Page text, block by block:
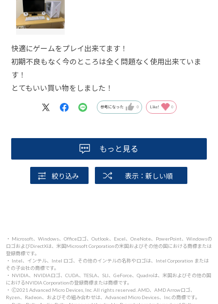
快適にゲームをプレイ出来てます！
初期不良もなく今のところは全く問題なく使用出来ていま
す！
とてもいい買い物をしました！
参考になった 0 Like! 0
もっと見る
絞り込み 表示：新しい順
・ Microsoft、Windows、Officeロゴ、Outlook、Excel、OneNote、PowerPoint、Windowsの
ロゴおよびDirectXは、米国Microsoft Corporationの米国およびその他の国における商標または
登録商標です。
・ Intel、インテル、Intel ロゴ、その他のインテルの名称やロゴは、Intel Corporation または
その子会社の商標です。
・ NVIDIA、NVIDIAロゴ、CUDA、TESLA、SLI、GeForce、Quadroは、米国およびその他の国
におけるNVIDIA Corporationの登録商標または商標です。
・ 🄫2021 Advanced Micro Devices, Inc. All rights reserved. AMD、AMD Arrowロゴ、
Ryzen、Radeon、およびその組み合わせは、Advanced Micro Devices、Inc.の商標です。